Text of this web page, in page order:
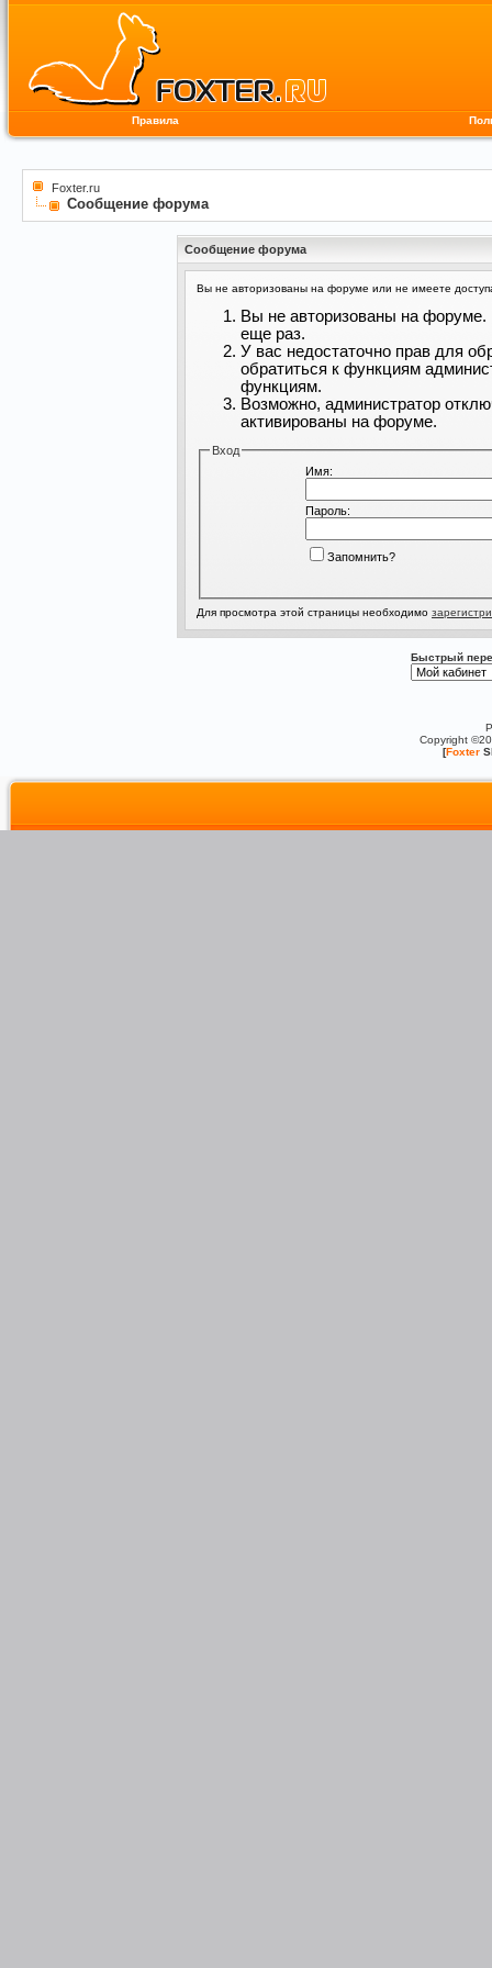
Правила
Foxter.ru
Сообщение форума
Сообщение форума
Вы не авторизованы на форуме или не имеете
Вы не авторизованы на форуме.
еще раз.
У вас недостаточно прав для
обратиться к функциям
функциям.
Возможно, администратор
активированы на форуме.
Вход
Имя:
Пароль:
Запомнить?
Для просмотра этой страницы необходимо
Быстрый
Copyright
[Foxter